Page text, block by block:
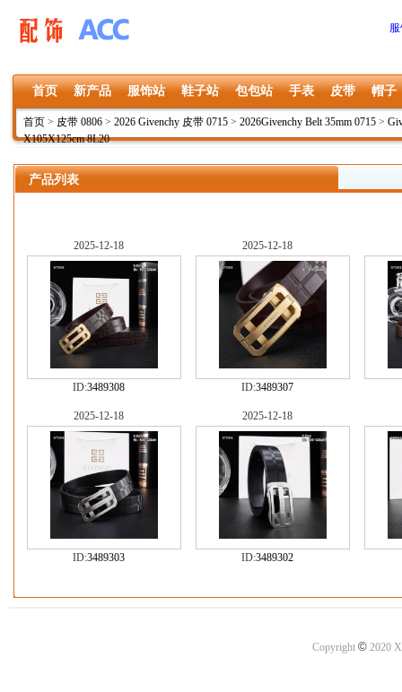
首页 新产品 服饰站 鞋子站 包包站 手表 皮带 帽子
首页 > 皮带 0806 > 2026 Givenchy 皮带 0715 > 2026Givenchy Belt 35mm 0715 >
X105X125cm 8L20
产品列表
2025-12-18
ID:3489308
2025-12-18
ID:3489307
2025-12-18
ID:3489303
2025-12-18
ID:3489302
Copyright ©2020